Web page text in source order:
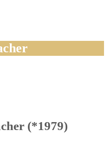
(*1979)